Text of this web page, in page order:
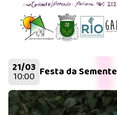
21/03
10:00 Festa da Semente